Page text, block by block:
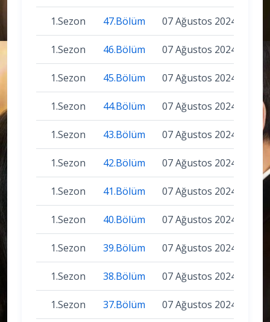
1.Sezon 47.Bölüm 07 Ağustos 2024
1.Sezon 46.Bölüm 07 Ağustos 2024
1.Sezon 45.Bölüm 07 Ağustos 2024
1.Sezon 44.Bölüm 07 Ağustos 2024
1.Sezon 43.Bölüm 07 Ağustos 2024
1.Sezon 42.Bölüm 07 Ağustos 2024
1.Sezon 41.Bölüm 07 Ağustos 2024
1.Sezon 40.Bölüm 07 Ağustos 2024
1.Sezon 39.Bölüm 07 Ağustos 2024
1.Sezon 38.Bölüm 07 Ağustos 2024
1.Sezon 37.Bölüm 07 Ağustos 2024